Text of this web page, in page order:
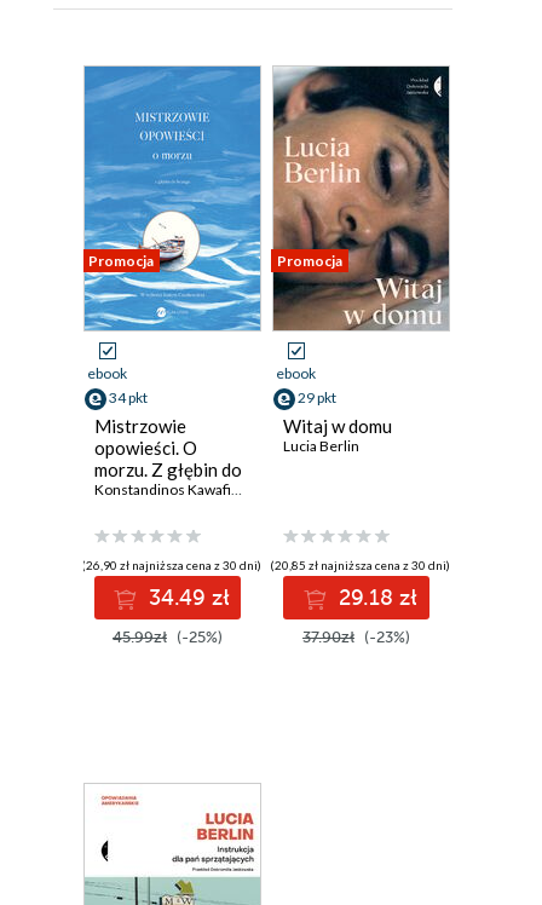
Promocja
ebook
34 pkt
Mistrzowie
opowieści. O
morzu. Z głębin do
brzegu
Konstandinos Kawafis,
(26,90 zł najniższa cena z 30 dni)
34.49 zł
45.99zł (-25%)
Promocja
ebook
29 pkt
Witaj w domu
Lucia Berlin
(20,85 zł najniższa cena z 30 dni)
29.18 zł
37.90zł (-23%)